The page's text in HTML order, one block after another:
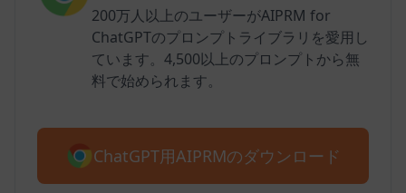
200万人以上のユーザーがAIPRM for
ChatGPTのプロンプトライブラリを愛用し
ています。4,500以上のプロンプトから無
料で始められます。
ChatGPT用AIPRMのダウンロード